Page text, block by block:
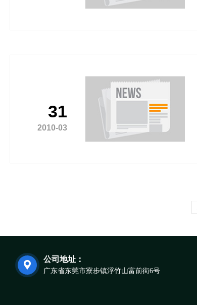
31
2010-03

公司地址：
广东省东莞市寮步镇浮竹山富前街6号